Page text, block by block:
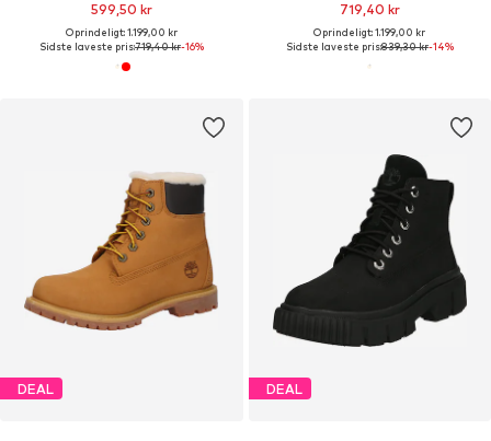
599,50 kr
Oprindeligt: 1.199,00 kr
Sidste laveste pris:719,40 kr-16%
719,40 kr
Oprindeligt: 1.199,00 kr
Sidste laveste pris:839,30 kr-14%
DEAL DEAL